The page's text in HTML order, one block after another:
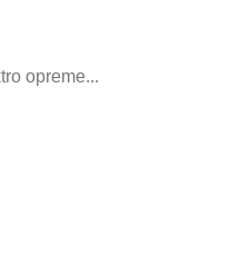
opreme...